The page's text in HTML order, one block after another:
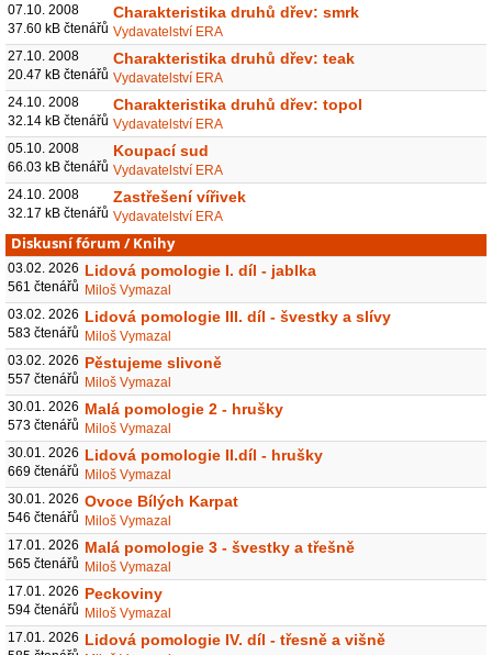
07.10. 2008
37.60 kB čtenářů
Charakteristika druhů dřev: smrk
Vydavatelství ERA
27.10. 2008
20.47 kB čtenářů
Charakteristika druhů dřev: teak
Vydavatelství ERA
24.10. 2008
32.14 kB čtenářů
Charakteristika druhů dřev: topol
Vydavatelství ERA
05.10. 2008
66.03 kB čtenářů
Koupací sud
Vydavatelství ERA
24.10. 2008
32.17 kB čtenářů
Zastřešení vířivek
Vydavatelství ERA
Diskusní fórum /Knihy
03.02. 2026
561 čtenářů
Lidová pomologie I. díl - jablka
Miloš Vymazal
03.02. 2026
583 čtenářů
Lidová pomologie III. díl - švestky a slívy
Miloš Vymazal
03.02. 2026
557 čtenářů
Pěstujeme slivoně
Miloš Vymazal
30.01. 2026
573 čtenářů
Malá pomologie 2 - hrušky
Miloš Vymazal
30.01. 2026
669 čtenářů
Lidová pomologie II.díl - hrušky
Miloš Vymazal
30.01. 2026
546 čtenářů
Ovoce Bílých Karpat
Miloš Vymazal
17.01. 2026
565 čtenářů
Malá pomologie 3 - švestky a třešně
Miloš Vymazal
17.01. 2026
594 čtenářů
Peckoviny
Miloš Vymazal
17.01. 2026 Lidová pomologie IV. díl - třesně a višně